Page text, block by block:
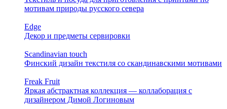
мотивам природы русского севера
Edge
Декор и предметы сервировки
Scandinavian touch
Финский дизайн текстиля со скандинавскими мотивами
Freak Fruit
Яркая абстрактная коллекция — коллаборация с
дизайнером Димой Логиновым